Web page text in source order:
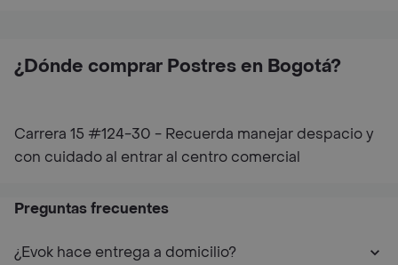
¿Dónde comprar Postres en Bogotá?
Carrera 15 #124-30 - Recuerda manejar despacio y
con cuidado al entrar al centro comercial
Preguntas frecuentes
¿Evok hace entrega a domicilio?